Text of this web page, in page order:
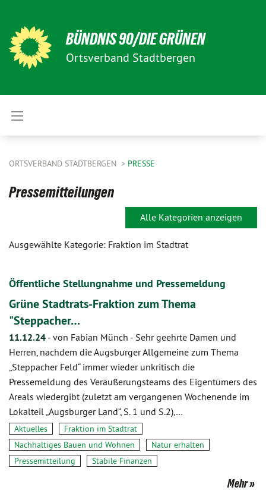
BÜNDNIS 90/DIE GRÜNEN
Ortsverband Stadtbergen
ORTSVERBAND STADTBERGEN PRESSE
Pressemitteilungen
Alle Kategorien anzeigen
Ausgewählte Kategorie: Fraktion im Stadtrat
Öffentliche Stellungnahme und Pressemeldung
Grüne Stadtrats-Fraktion zum Thema
"Steppacher…
11.12.24 - von Fabian Münch - Sehr geehrte Damen und
Herren, nachdem die Augsburger Allgemeine zum Thema
„Steppacher Feld“ immer wieder unkritisch die
Pressemeldung des Veräußerungsteams des Eigentümers des
Areals wiedergibt (zuletzt am vergangenen Wochenende im
Lokalteil „Augsburger Land“, S. 1 und S.2),…
Aktuelles
Fraktion im Stadtrat
Nachhaltiges Bauen und Wohnen
Natur erhalten
Pressemitteilung
Stabile Finanzen
Mehr